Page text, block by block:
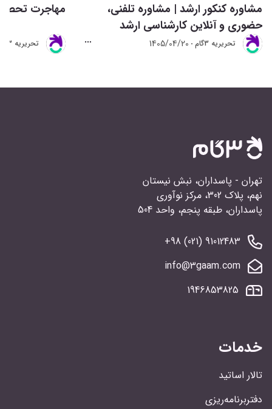
مشاوره کنکور ارشد | مشاوره تلفنی،
حضوری و آنلاین کارشناسی ارشد
تحريريه 3گام 1405/04/20
مهاجرت
تحريريه 3گام
تهران - پاسداران، نبش نیستان
نهم، پلاک 302، مرکز نوآوری
پاسداران، طبقه پنجم، واحد 504
91012483 (021) 98+
info@3gaam.com
1946853825
خدمات
تالار اساتید
دفتربرنامه‌ریزی